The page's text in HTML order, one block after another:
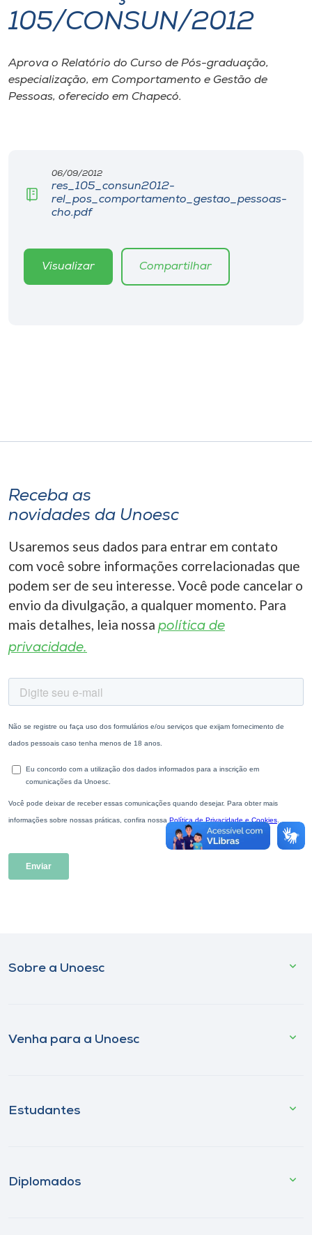
I.nova
Diplomados
Biblioteca
Rádio
A+
105/CONSUN/2012
Aprova o Relatório do Curso de Pós-graduação,
especialização, em Comportamento e Gestão de
Pessoas, oferecido em Chapecó.
06/09/2012
res_105_consun2012-
rel_pos_comportamento_gestao_pessoas-
cho.pdf
Visualizar Compartilhar
Receba as
novidades da Unoesc
Usaremos seus dados para entrar em contato
com você sobre informações correlacionadas que
podem ser de seu interesse. Você pode cancelar o
envio da divulgação, a qualquer momento. Para
mais detalhes, leia nossa política de
privacidade.
Sobre a Unoesc
Venha para a Unoesc
Estudantes
Diplomados